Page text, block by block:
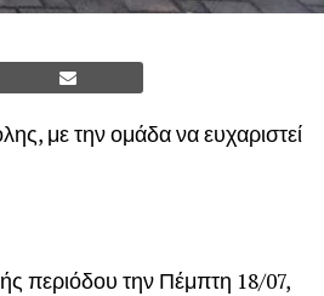
με την ομάδα να ευχαριστεί
περιόδου την Πέμπτη 18/07,